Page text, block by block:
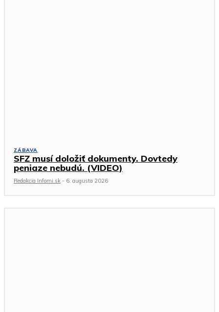
ZÁBAVA
SFZ musí doložiť dokumenty. Dovtedy
peniaze nebudú. (VIDEO)
Redakcia Infomi.sk - 6. augusta 2026